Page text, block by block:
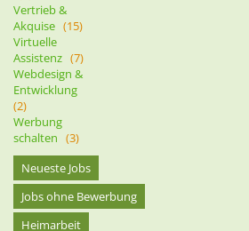
Vertrieb &
Akquise (15)
Virtuelle
Assistenz (7)
Webdesign &
Entwicklung
(2)
Werbung
schalten (3)
Neueste Jobs
Jobs ohne Bewerbung
Heimarbeit